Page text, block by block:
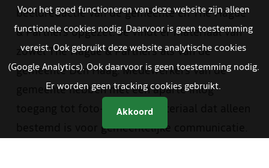
beeldredactie van de gemeente en The Hague
& Partners opgezet. Je vindt er materiaal van
zowel The Hague & Partners als van de
gemeente Den Haag. Medewerkers van de
gemeente hebben met een aparte inlog
toegang tot foto- en videomateriaal dat alleen
bestemd is voor gemeentelijke communicatie.
Voor het goed functioneren van deze website zijn alleen
functionele cookies nodig. Daarvoor is geen toestemming
vereist. Ook gebruikt deze website analytische cookies
(Google Analytics). Ook daarvoor is geen toestemming nodig.
Er worden geen tracking cookies gebruikt.
Akkoord